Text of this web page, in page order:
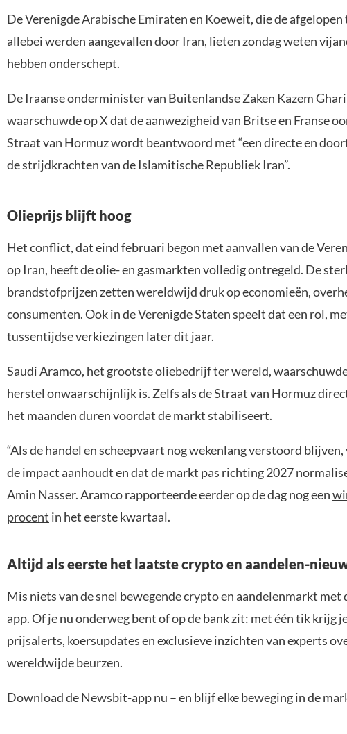
De Verenigde Arabische Emiraten en Koeweit, die de afgelopen
allebei werden aangevallen door Iran, lieten zondag weten
hebben onderschept.
De Iraanse onderminister van Buitenlandse Zaken Kazem
waarschuwde op X dat de aanwezigheid van Britse en Franse
Straat van Hormuz wordt beantwoord met “een directe en
de strijdkrachten van de Islamitische Republiek Iran”.
Olieprijs blijft hoog
Het conflict, dat eind februari begon met aanvallen van de
op Iran, heeft de olie- en gasmarkten volledig ontregeld. De
brandstofprijzen zetten wereldwijd druk op economieën,
consumenten. Ook in de Verenigde Staten speelt dat een rol,
tussentijdse verkiezingen later dit jaar.
Saudi Aramco, het grootste oliebedrijf ter wereld,
herstel onwaarschijnlijk is. Zelfs als de Straat van Hormuz
het maanden duren voordat de markt stabiliseert.
“Als de handel en scheepvaart nog wekenlang verstoord
de impact aanhoudt en dat de markt pas richting 2027
Amin Nasser. Aramco rapporteerde eerder op de dag nog een
procent in het eerste kwartaal.
Altijd als eerste het laatste crypto en aandelen-
Mis niets van de snel bewegende crypto en aandelenmarkt
app. Of je nu onderweg bent of op de bank zit: met één tik krijg
prijsalerts, koersupdates en exclusieve inzichten van experts
wereldwijde beurzen.
Download de Newsbit-app nu – en blijf elke beweging in de